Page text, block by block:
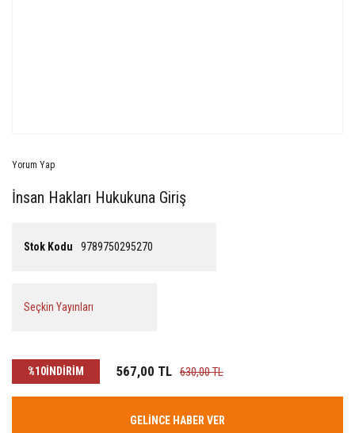
Yorum Yap
İnsan Hakları Hukukuna Giriş
Stok Kodu 9789750295270
Seçkin Yayınları
%10İNDİRİM 567,00 TL 630,00 TL
GELİNCE HABER VER